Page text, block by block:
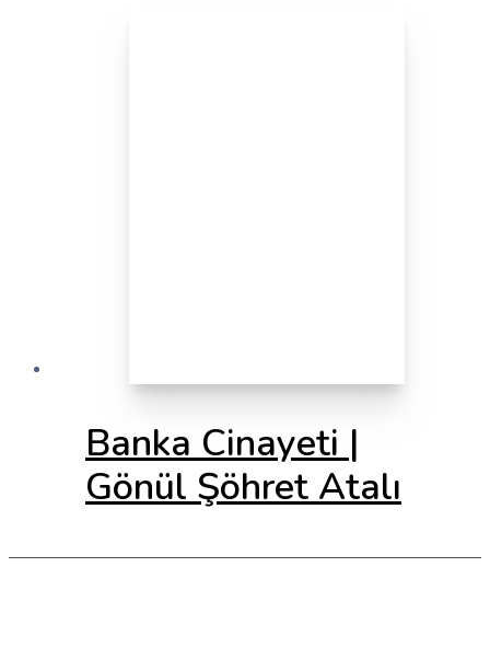
Banka Cinayeti |
Gönül Şöhret Atalı